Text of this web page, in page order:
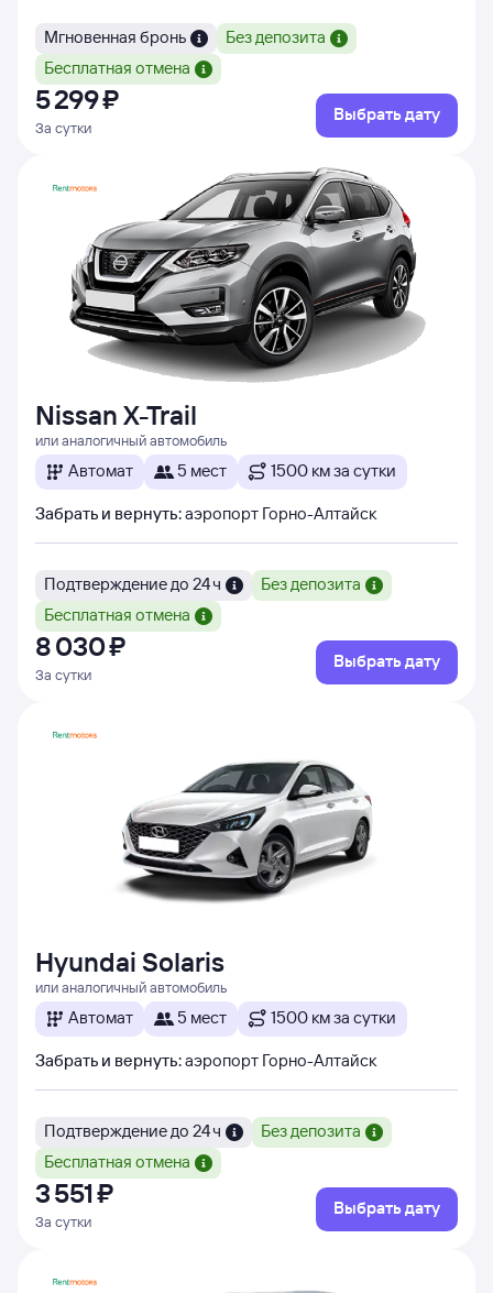
Мгновенная бронь
Без депозита
Бесплатная отмена
5 ⁠299 ⁠₽
За сутки
Выбрать дату
Nissan X-Trail
или аналогичный автомобиль
Автомат 5 мест 1500 км за сутки
Забрать и вернуть:аэропорт Горно-Алтайск
Подтверждение до 24 ч
Без депозита
Бесплатная отмена
8 ⁠030 ⁠₽
За сутки
Выбрать дату
Hyundai Solaris
или аналогичный автомобиль
Автомат 5 мест 1500 км за сутки
Забрать и вернуть:аэропорт Горно-Алтайск
Подтверждение до 24 ч
Без депозита
Бесплатная отмена
3 ⁠551 ⁠₽
За сутки
Выбрать дату